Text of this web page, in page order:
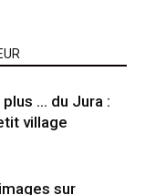
… du Jura :
village
sur